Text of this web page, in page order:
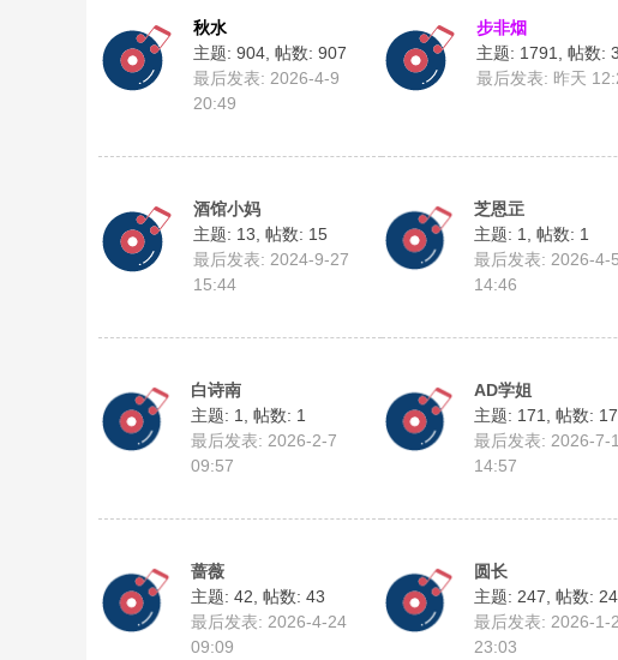
bb
秋水
主题: 904 帖数: 907
最后发表: 2026-4-9
20:49
步非烟
主题: 1791
帖数:
最后发表: 昨天
酒馆小妈
主题: 13 帖数: 15
最后发表: 2024-9-27
15:44
芝恩㱏
主题: 1
帖数: 1
最后发表: 2026-4-5
14:46
白诗南
主题: 1
帖数: 1
最后发表: 2026-2-7
09:57
AD学姐
主题: 171
帖数:
最后发表: 2026-7-
14:57
蔷薇
主题: 42 帖数: 43
最后发表: 2026-4-24
09:09
圆长
主题: 247 帖数:
最后发表: 2026-1-
23:03